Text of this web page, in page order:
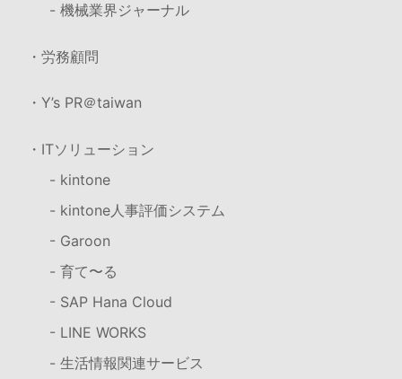
- 機械業界ジャーナル
・労務顧問
・Y’s PR＠taiwan
・ITソリューション
- kintone
- kintone人事評価システム
- Garoon
- 育て〜る
- SAP Hana Cloud
- LINE WORKS
- 生活情報関連サービス